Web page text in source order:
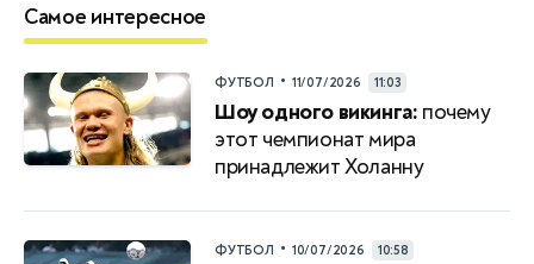
Самое интересное
ФУТБОЛ • 11/07/2026 11:03
Шоу одного викинга: почему
этот чемпионат мира
принадлежит Холанну
ФУТБОЛ • 10/07/2026 10:58